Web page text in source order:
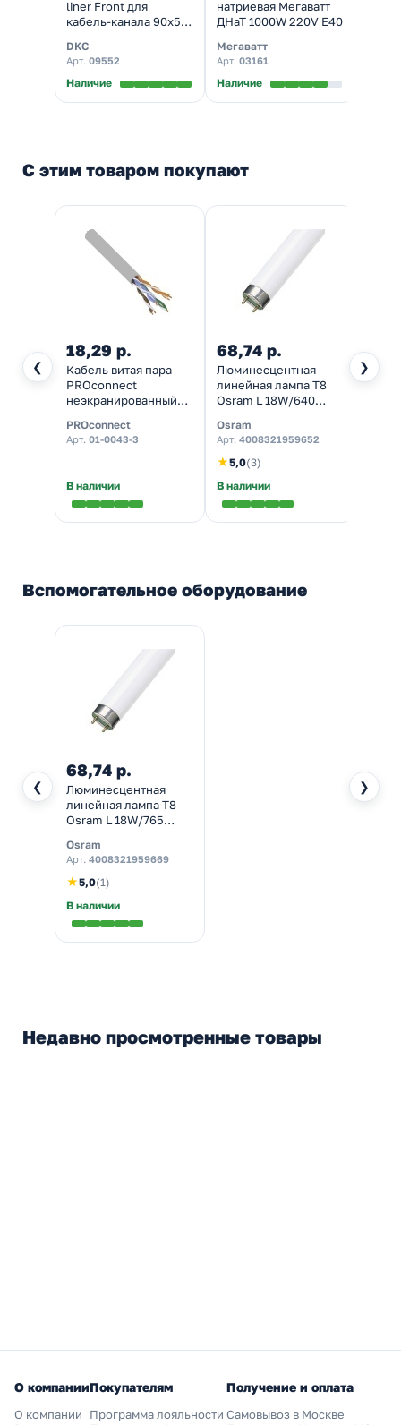
liner Front для
кабель-канала 90х50
DKC
Арт. 09552
Наличие
натриевая Мегаватт
ДНаТ 1000W 220V E40
Мегаватт
Арт. 03161
Наличие
С этим товаром покупают
❮ ❯
18,29 р.
Кабель витая пара
PROconnect
неэкранированный
5e CCA серый [305м]
(провод для
PROconnect
Арт. 01-0043-3
В наличии
68,74 р.
Люминесцентная
линейная лампа T8
Osram L 18W/640
Osram
Арт. 4008321959652
★5,0(3)
В наличии
Вспомогательное оборудование
❮ ❯
68,74 р.
Люминесцентная
линейная лампа T8
Osram L 18W/765
4052899209084
Osram
Арт. 4008321959669
★5,0(1)
В наличии
Недавно просмотренные товары
О компании
О компании
Покупателям
Программа лояльности
Получение и оплата
Самовывоз в Москве